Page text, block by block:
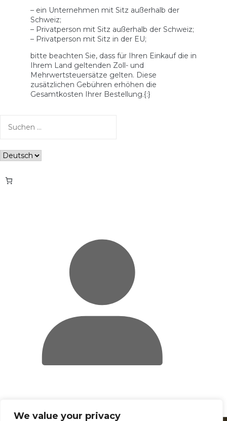
We value your privacy
– ein Unternehmen mit Sitz außerhalb der
Schweiz;
– Privatperson mit Sitz außerhalb der Schweiz;
– Privatperson mit Sitz in der EU;
bitte beachten Sie, dass für Ihren Einkauf die in
Ihrem Land geltenden Zoll- und
Mehrwertsteuersätze gelten. Diese
zusätzlichen Gebühren erhöhen die
Gesamtkosten Ihrer Bestellung.{:}
nach:
Sprache
auswählen